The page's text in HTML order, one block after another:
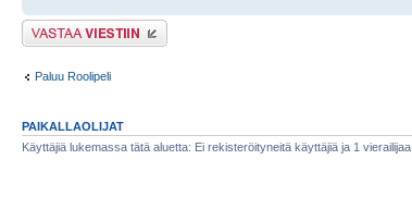
Lähetä vastaus
Paluu Roolipeli
PAIKALLAOLIJAT
Käyttäjiä lukemassa tätä aluetta: Ei rekisteröityneitä käyttäjiä ja 1 vierailijaa